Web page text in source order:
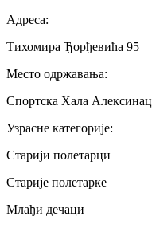
Адреса:
Тихомира Ђорђевића 95
Место одржавања:
Спортска Хала Алексинац
Узрасне категорије:
Старији полетарци
Старије полетарке
Млађи дечаци